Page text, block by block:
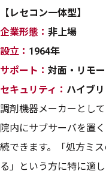
【レセコン一体型】
企業形態： 非上場
設立： 1964年
サポート： 対面・リモ
セキュリティ： ハイブ
調剤機器メーカーとし
院内にサブサーバを置
続できます。「処方ミ
る」という方に特に適し